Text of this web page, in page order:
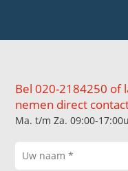
Bel 020-2184250 of
nemen direct
Ma. t/m Za. 09:00-